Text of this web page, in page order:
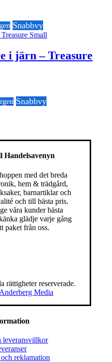
Snabbvy
i järn – Treasure
Snabbvy
Handelsavenyn
med det breda
hem & trädgård,
barnartiklar och
och till bästa pris.
våra kunder bästa
glädje varje gång
paket från oss.
rättigheter reserverade.
Anderberg Media
leveransvillkor
reklamation